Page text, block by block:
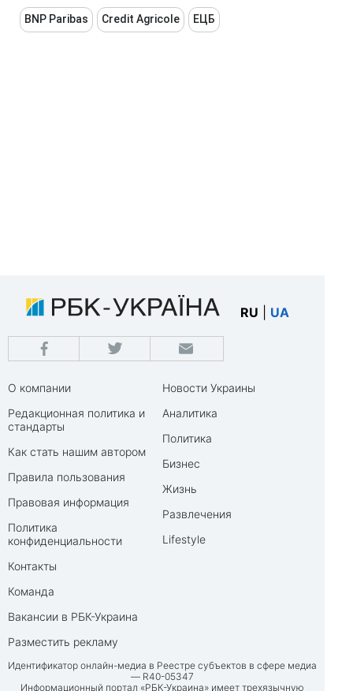
BNP Paribas Credit Agricole ЕЦБ
RU UA
О компании
Редакционная политика и
стандарты
Как стать нашим автором
Правила пользования
Правовая информация
Политика
конфиденциальности
Контакты
Команда
Вакансии в РБК-Украина
Разместить рекламу
Новости Украины
Аналитика
Политика
Бизнес
Жизнь
Развлечения
Lifestyle
Идентификатор онлайн-медиа в Реестре субъектов в сфере медиа
— R40-05347
Информационный портал «РБК-Украина» имеет трехязычную